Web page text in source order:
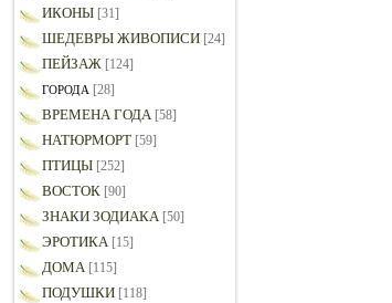
ИКОНЫ [31]
ШЕДЕВРЫ ЖИВОПИСИ [24]
ПЕЙЗАЖ [124]
ГОРОДА [28]
ВРЕМЕНА ГОДА [58]
НАТЮРМОРТ [59]
ПТИЦЫ [252]
ВОСТОК [90]
ЗНАКИ ЗОДИАКА [50]
ЭРОТИКА [15]
ДОМА [115]
ПОДУШКИ [118]